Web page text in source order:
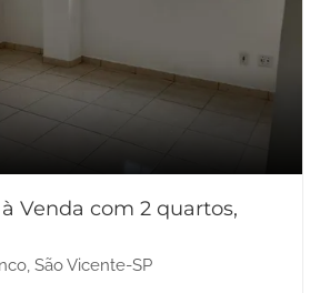
Venda com 2 quartos,
São Vicente-SP